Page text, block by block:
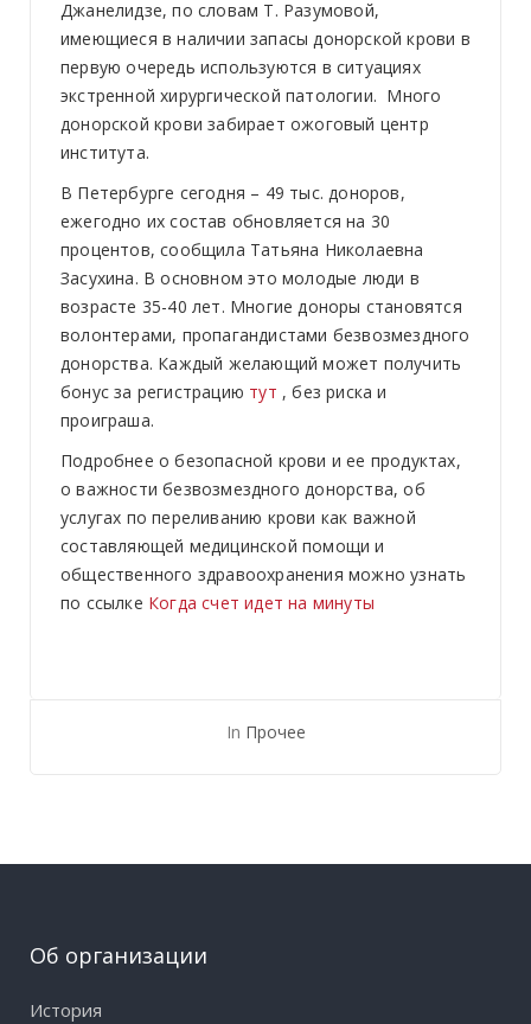
Джанелидзе, по словам Т. Разумовой,
имеющиеся в наличии запасы донорской крови в
первую очередь используются в ситуациях
экстренной хирургической патологии. Много
донорской крови забирает ожоговый центр
института.
В Петербурге сегодня – 49 тыс. доноров,
ежегодно их состав обновляется на 30
процентов, сообщила Татьяна Николаевна
Засухина. В основном это молодые люди в
возрасте 35-40 лет. Многие доноры становятся
волонтерами, пропагандистами безвозмездного
донорства. Каждый желающий может получить
бонус за регистрацию тут , без риска и
проиграша.
Подробнее о безопасной крови и ее продуктах,
о важности безвозмездного донорства, об
услугах по переливанию крови как важной
составляющей медицинской помощи и
общественного здравоохранения можно узнать
по ссылке Когда счет идет на минуты
In Прочее
Об организации
История